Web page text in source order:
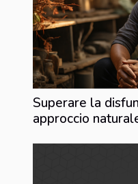
Superare la
approccio